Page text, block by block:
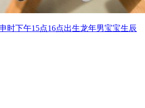
时下午15点16点出生龙年男宝宝生辰